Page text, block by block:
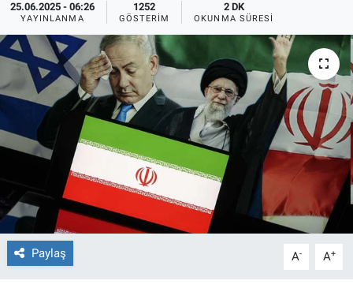
25.06.2025 - 06:26
YAYINLANMA
1252
GÖSTERIM
2 DK
OKUNMA SÜRESI
Paylaş A- A+
Eğitim
Eğlence
Ekonomi
Forum
Gerçeğin İzinde
Gün Başlıyor
Gün Bitiyor